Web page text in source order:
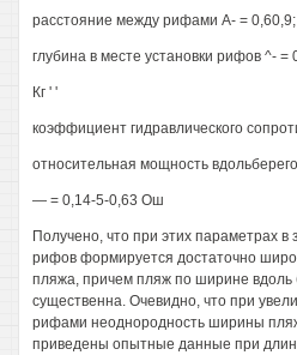
расстояние между рифами А- = 0,60,9;
глубина в месте установки рифов ^- =
Кг ' '
коэффициент гидравлического
относительная мощность
— = 0,14-5-0,63 Ош
Получено, что при этих параметрах
рифов формируется достаточно
пляжа, причем пляж по ширине вдоль
существенна. Очевидно, что при
рифами неоднородность ширины
приведены опытные данные при